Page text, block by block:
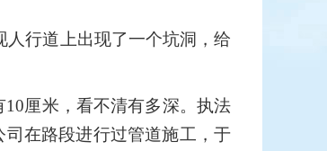
行道上出现了一个坑洞，给
厘米，看不清有多深。 执法
司在路段进行过管道施工，于